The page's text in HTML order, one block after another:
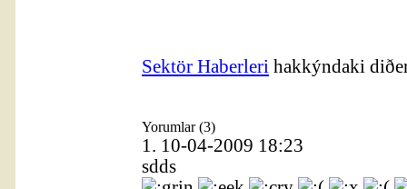
Sektör Haberleri hakkýndaki
Yorumlar (3)
1. 10-04-2009 18:23
sdds